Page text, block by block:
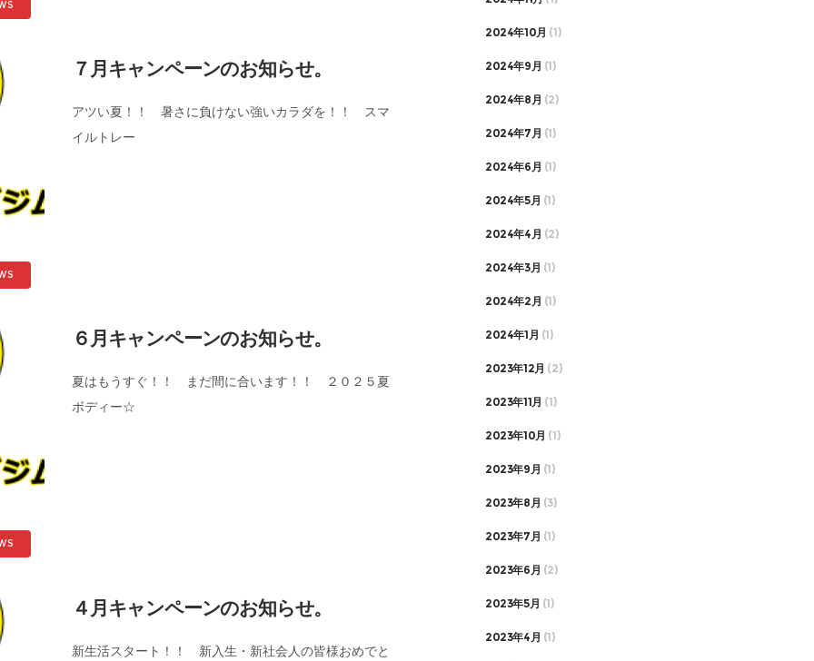
７月キャンペーンのお知らせ。
アツい夏！！ 暑さに負けない強いカラダを！！ スマ
イルトレー
６月キャンペーンのお知らせ。
夏はもうすぐ！！ まだ間に合います！！ ２０２５夏
ボディー☆
４月キャンペーンのお知らせ。
新生活スタート！！ 新入生・新社会人の皆様おめでと
2024年10月 (1)
2024年9月 (1)
2024年8月 (2)
2024年7月 (1)
2024年6月 (1)
2024年5月 (1)
2024年4月 (2)
2024年3月 (1)
2024年2月 (1)
2024年1月 (1)
2023年12月 (2)
2023年11月 (1)
2023年10月 (1)
2023年9月 (1)
2023年8月 (3)
2023年7月 (1)
2023年6月 (2)
2023年5月 (1)
2023年4月 (1)